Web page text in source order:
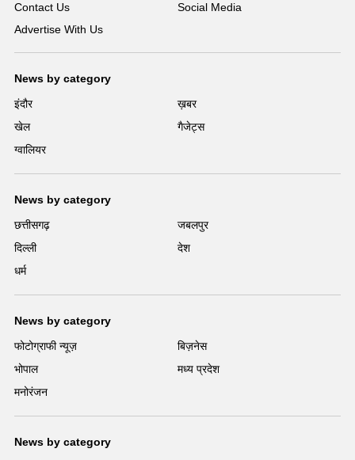
Contact Us
Social Media
Advertise With Us
News by category
इंदौर
ख़बर
खेल
गैजेट्स
ग्वालियर
News by category
छत्तीसगढ़
जबलपुर
दिल्ली
देश
धर्म
News by category
फोटोग्राफी न्यूज़
बिज़नेस
भोपाल
मध्य प्रदेश
मनोरंजन
News by category